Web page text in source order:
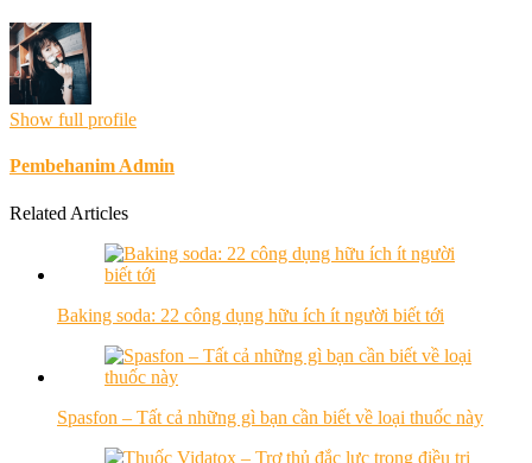
Show full profile
Pembehanim Admin
Related Articles
Baking soda: 22 công dụng hữu ích ít người biết tới
Spasfon – Tất cả những gì bạn cần biết về loại thuốc này